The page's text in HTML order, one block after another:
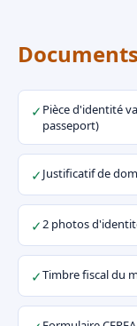
✓ Pièce d'identité
passeport)
✓Justificatif de
✓2 photos
✓Timbre fiscal du